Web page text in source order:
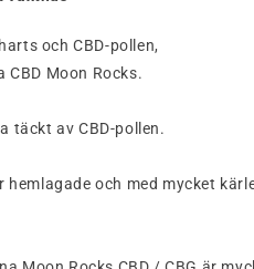
och CBD-pollen,
Moon Rocks.
täckt av CBD-pollen.
och med mycket